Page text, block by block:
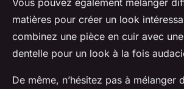
matières pour créer un look
combinez une pièce en cuir avec
dentelle pour un look à la fois
De même, n’hésitez pas à mélanger